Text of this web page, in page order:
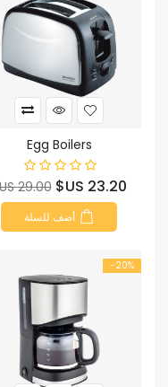
Egg Boilers
السعر
23.20 US$ السعر
الأساسي
29.00 US$
أضف للسلة
‎-20%